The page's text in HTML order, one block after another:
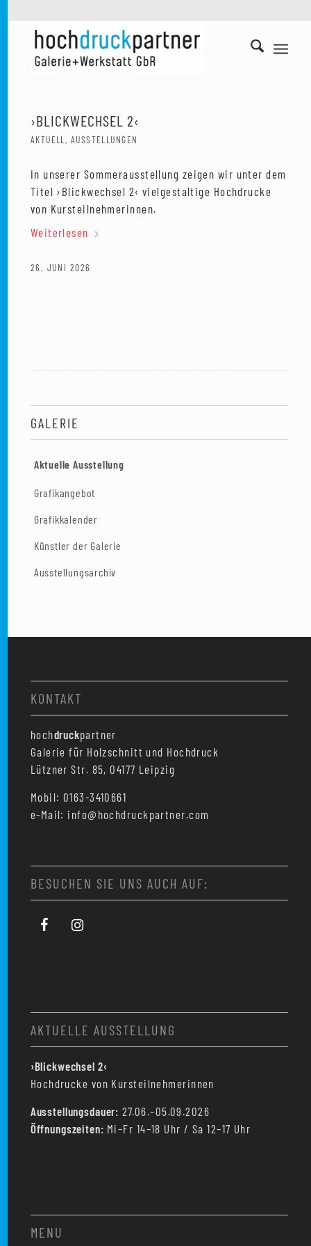
›BLICKWECHSEL 2‹
AKTUELL , AUSSTELLUNGEN
In unserer Sommerausstellung zeigen wir unter dem
Titel ›Blickwechsel 2‹ vielgestaltige Hochdrucke
von Kursteilnehmerinnen.
Weiterlesen
26. JUNI 2026
GALERIE
Aktuelle Ausstellung
Grafikangebot
Grafikkalender
Künstler der Galerie
Ausstellungsarchiv
KONTAKT
hochdruckpartner
Galerie für Holzschnitt und Hochdruck
Lützner Str. 85, 04177 Leipzig
Mobil: 0163-3410661
e-Mail: info@hochdruckpartner.com
BESUCHEN SIE UNS AUCH AUF:
AKTUELLE AUSSTELLUNG
›Blickwechsel 2‹
Hochdrucke von Kursteilnehmerinnen
Ausstellungsdauer: 27.06.–05.09.2026
Öffnungszeiten: Mi–Fr 14–18 Uhr / Sa 12–17 Uhr
MENU